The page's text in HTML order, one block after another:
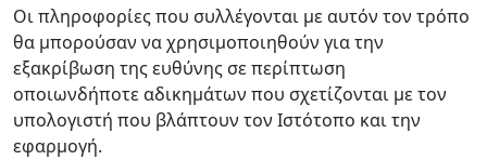
Οι πληροφορίες που συλλέγονται με αυτόν τον τρόπο
θα μπορούσαν να χρησιμοποιηθούν για την
εξακρίβωση της ευθύνης σε περίπτωση
οποιωνδήποτε αδικημάτων που σχετίζονται με τον
υπολογιστή που βλάπτουν τον Ιστότοπο και την
εφαρμογή.